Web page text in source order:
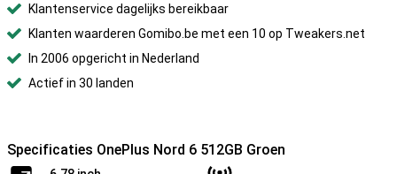
Klantenservice dagelijks bereikbaar
Klanten waarderen Gomibo.be met een 10 op Tweakers.net
In 2006 opgericht in Nederland
Actief in 30 landen
Specificaties OnePlus Nord 6 512GB Groen